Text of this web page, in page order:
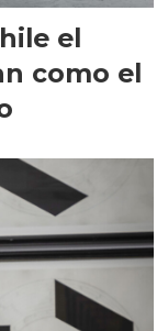
el
como el